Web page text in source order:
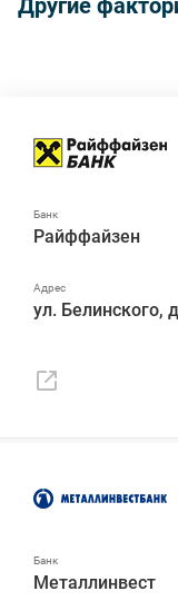
Другие
Райффайзен
ул. Белинского,
Металлинвест